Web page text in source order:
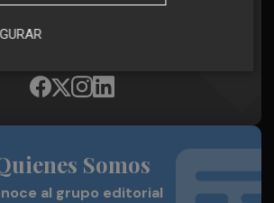
en redes
desde cualquier medio
Somos
al grupo editorial